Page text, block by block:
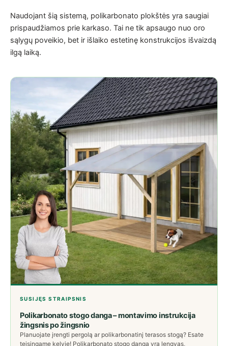
Naudojant šią sistemą, polikarbonato plokštės yra saugiai
prispaudžiamos prie karkaso. Tai ne tik apsaugo nuo oro
sąlygų poveikio, bet ir išlaiko estetinę konstrukcijos išvaizdą
ilgą laiką.
SUSIJĘS STRAIPSNIS
Polikarbonato stogo danga – montavimo instrukcija
žingsnis po žingsnio
Planuojate įrengti pergolą ar polikarbonatinį terasos stogą? Esate
teisingame kelyje! Polikarbonato stogo danga yra lengvas,